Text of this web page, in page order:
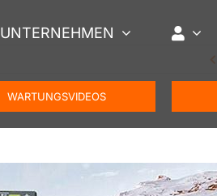
UNTERNEHMEN
WARTUNGSVIDEOS